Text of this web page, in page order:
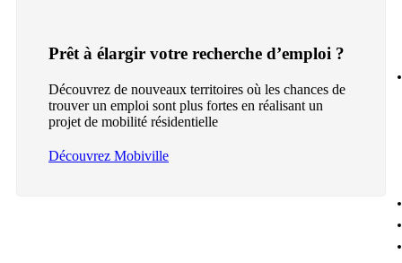
Prêt à élargir votre recherche d’emploi ?
Découvrez de nouveaux territoires où les chances de
trouver un emploi sont plus fortes en réalisant un
projet de mobilité résidentielle
Découvrez Mobiville